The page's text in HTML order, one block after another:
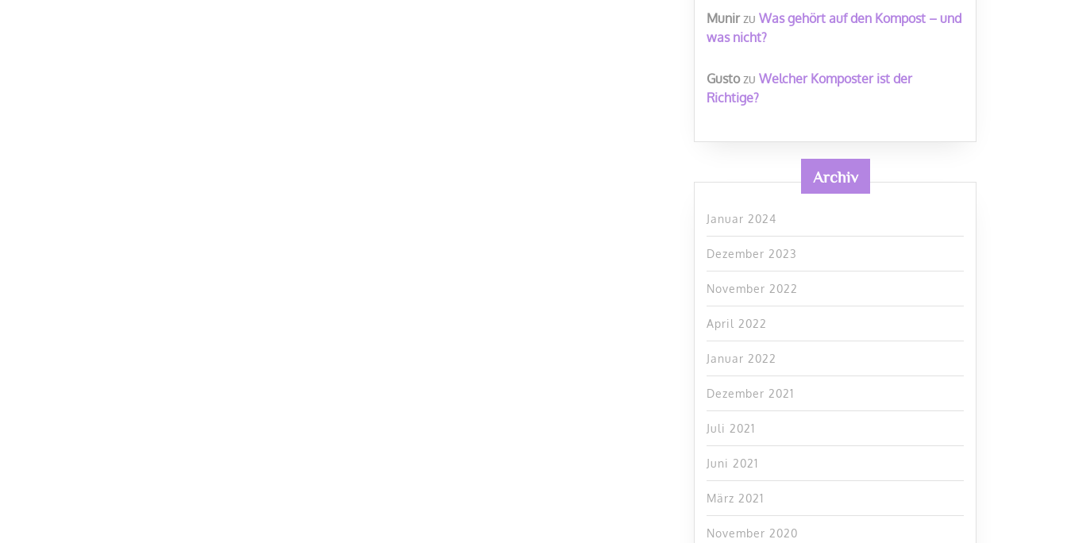
Munirzu Was gehört auf den Kompost – und
was nicht?
Gustozu Welcher Komposter ist der
Richtige?
Archiv
Januar 2024
Dezember 2023
November 2022
April 2022
Januar 2022
Dezember 2021
Juli 2021
Juni 2021
März 2021
November 2020